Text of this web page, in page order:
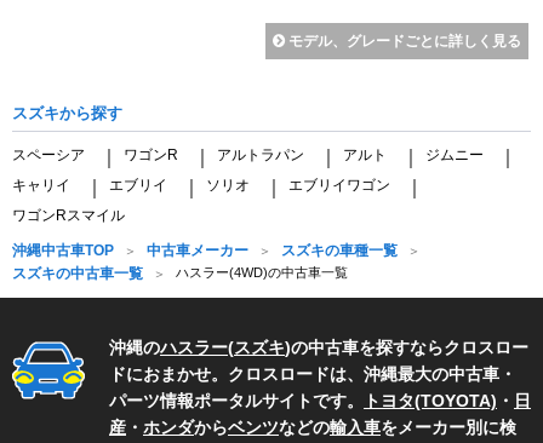
モデル、グレードごとに詳しく見る
スズキから探す
スペーシア ワゴンR アルトラパン アルト ジムニー
キャリイ エブリイ ソリオ エブリイワゴン
ワゴンRスマイル
沖縄中古車TOP 中古車メーカー
スズキの車種一覧
スズキの中古車一覧
ハスラー(4WD)の中古車一覧
沖縄のハスラー(スズキ)の中古車を探すならクロスロー
ドにおまかせ。クロスロードは、沖縄最大の中古車・
パーツ情報ポータルサイトです。
トヨタ(TOYOTA) ・ 日
産 ・ ホンダからベンツなどの輸入車をメーカー別に検